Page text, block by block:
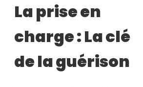
La prise en
charge : La clé
de la guérison